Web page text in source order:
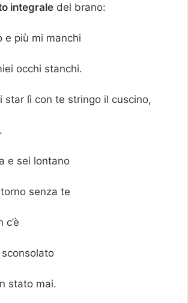
integrale del brano:
e più mi manchi
occhi stanchi.
star lì con te stringo il cuscino,
e sei lontano
senza te
c’è
stato mai.